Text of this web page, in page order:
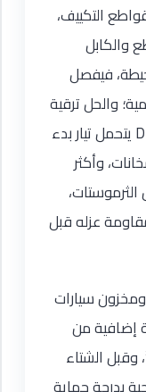
التكييف،
والكابل
فيفصل
والحل ترقية
مقطع الكابل وتركيب قاطع منحنى D يتحمل تيار بدء
وأكثر
عزله قبل
ومخزون سيارات
إضافية من
قواطع منحنى D وكابلات 4 و6 مم²، وقبل الشتاء
بدرجة حماية